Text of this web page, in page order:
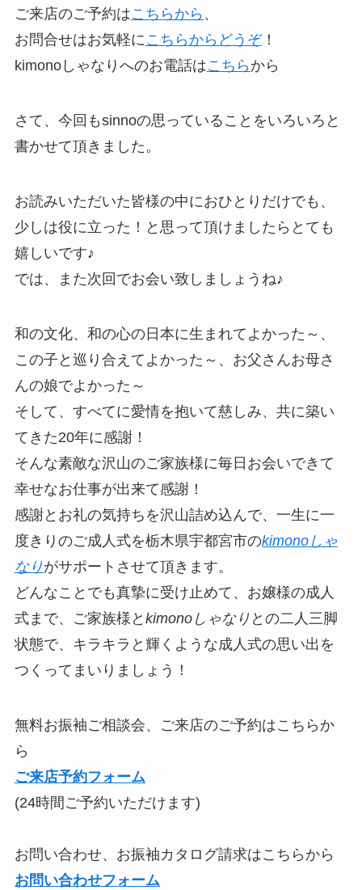
ご来店のご予約はこちらから 、
お問合せはお気軽にこちらからどうぞ！
kimonoしゃなりへのお電話はこちら から
さて、今回もsinnoの思っていることをいろいろと
書かせて頂きました。
お読みいただいた皆様の中におひとりだけでも、
少しは役に立った！と思って頂けましたらとても
嬉しいです♪
では、また次回でお会い致しましょうね♪
和の文化、和の心の日本に生まれてよかった～、
この子と巡り合えてよかった～、お父さんお母さ
んの娘でよかった～
そして、すべてに愛情を抱いて慈しみ、共に築い
てきた20年に感謝！
そんな素敵な沢山のご家族様に毎日お会いできて
幸せなお仕事が出来て感謝！
感謝とお礼の気持ちを沢山詰め込んで、一生に一
度きりのご成人式を栃木県宇都宮市のkimonoしゃ
なりがサポートさせて頂きます。
どんなことでも真摯に受け止めて、お嬢様の成人
式まで、ご家族様と kimonoしゃなり との二人三脚
状態で、キラキラと輝くような成人式の思い出を
つくってまいりましょう！
無料お振袖ご相談会、ご来店のご予約はこちらか
ら
ご来店予約フォーム
(24時間ご予約いただけます)
お問い合わせ、お振袖カタログ請求はこちらから
お問い合わせフォーム